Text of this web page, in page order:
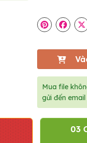
Mua file
gửi đến
03